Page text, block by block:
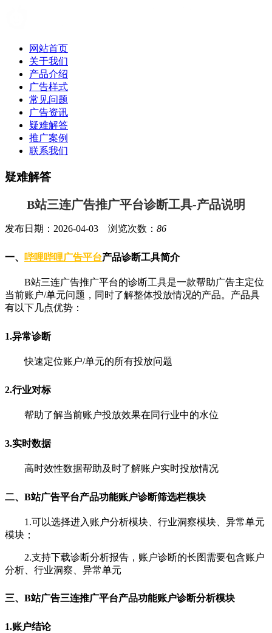
网站首页
关于我们
产品介绍
广告样式
常见问题
广告资讯
疑难解答
推广案例
联系我们
疑难解答
B站三连广告推广平台诊断工具-产品说明
发布日期：2026-04-03 浏览次数： 86
一、 哔哩哔哩广告平台产品诊断工具简介
B站三连广告推广平台的诊断工具是一款帮助广告主定位
当前账户/单元问题，同时了解整体投放情况的产品。产品具
有以下几点优势：
1.异常诊断
快速定位账户/单元的所有投放问题
2.行业对标
帮助了解当前账户投放效果在同行业中的水位
3.实时数据
高时效性数据帮助及时了解账户实时投放情况
二、B站广告平台产品功能账户诊断筛选栏模块
1.可以选择进入账户分析模块、行业洞察模块、异常单元
模块；
2.支持下载诊断分析报告，账户诊断的长图需要包含账户
分析、行业洞察、异常单元
三、B站广告三连推广平台产品功能账户诊断分析模块
1.账户结论